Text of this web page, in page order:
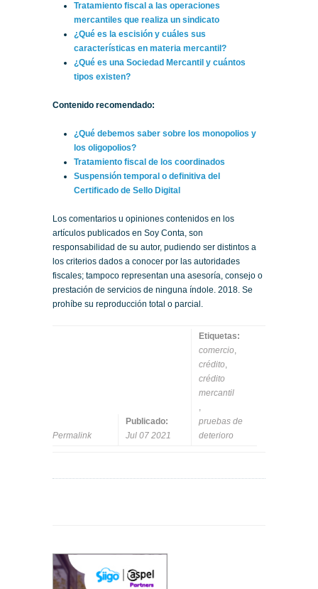
Tratamiento fiscal a las operaciones
mercantiles que realiza un sindicato
¿Qué es la escisión y cuáles sus
características en materia mercantil?
¿Qué es una Sociedad Mercantil y cuántos
tipos existen?
Contenido recomendado:
¿Qué debemos saber sobre los monopolios y
los oligopolios?
Tratamiento fiscal de los coordinados
Suspensión temporal o definitiva del
Certificado de Sello Digital
Los comentarios u opiniones contenidos en los
artículos publicados en Soy Conta, son
responsabilidad de su autor, pudiendo ser distintos a
los criterios dados a conocer por las autoridades
fiscales; tampoco representan una asesoría, consejo o
prestación de servicios de ninguna índole. 2018. Se
prohíbe su reproducción total o parcial.
Permalink
Publicado:
Jul 07 2021
Etiquetas:
comercio,
crédito,
crédito
mercantil
,
pruebas de
deterioro